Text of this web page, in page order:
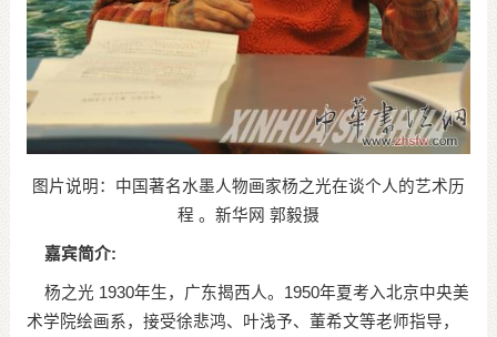
图片说明：中国著名水墨人物画家杨之光在谈个人的艺术历
程 。新华网 郭毅摄
嘉宾简介:
杨之光 1930年生，广东揭西人。1950年夏考入北京中央美
术学院绘画系，接受徐悲鸿、叶浅予、董希文等老师指导，